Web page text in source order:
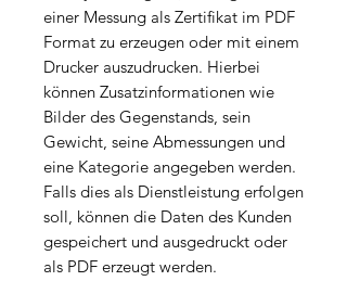
einer Messung als Zertifikat im PDF
Format zu erzeugen oder mit einem
Drucker auszudrucken. Hierbei
können Zusatzinformationen wie
Bilder des Gegenstands, sein
Gewicht, seine Abmessungen und
eine Kategorie angegeben werden.
Falls dies als Dienstleistung erfolgen
soll, können die Daten des Kunden
gespeichert und ausgedruckt oder
als PDF erzeugt werden.